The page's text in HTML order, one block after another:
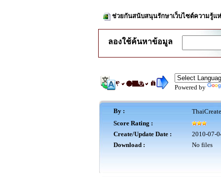
ช่วยกันสนับสนุนรักษาเว็บไซต์ความรู้แ
ลองใช้ค้นหาข้อมูล
Powered by
By :
Score Rating :
Create/Update Date :
2010-07-
Download :
No files